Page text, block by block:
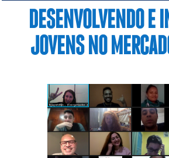
DESENVOLVENDO E
JOVENS NO